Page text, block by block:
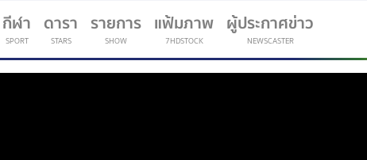
กีฬา
SPORT
(current)
ดารา
STARS
รายการ
SHOW
แฟ้มภาพ
7HDSTOCK
ผู้ประกาศข่าว
NEWSCASTER